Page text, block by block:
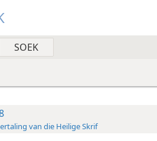
van die Heilige Skrif